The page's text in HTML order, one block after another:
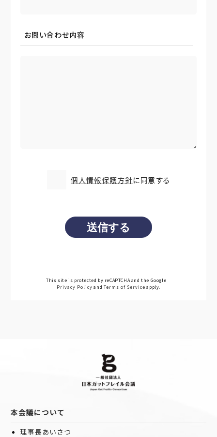
お問い合わせ内容
個人情報保護方針に同意する
This site is protected by reCAPTCHA and the Google
Privacy Policy and Terms of Service apply.
本会議について
理事長あいさつ